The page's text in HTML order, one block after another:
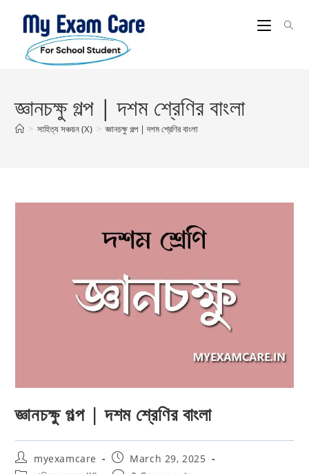
content
জ্ঞানচক্ষু গল্প | দশম শ্রেণির বাংলা
> সাহিত্য সঞ্চয়ন (X) > জ্ঞানচক্ষু গল্প | দশম শ্রেণির বাংলা
জ্ঞানচক্ষু গল্প | দশম শ্রেণির বাংলা
Post
author:
myexamcare
Post
published:
March 29, 2025